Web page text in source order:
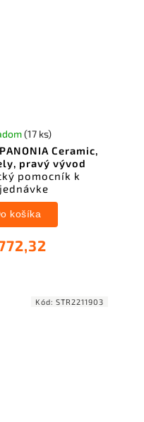
Ceramic,
pravý vývod
pomocník k
(17 ks)
košíka
Kód:STR2211903